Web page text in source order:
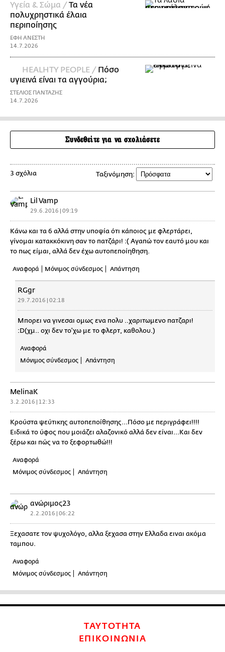
Υγεία & Σώμα /Τα νέα
πολυχρηστικά έλαια
περιποίησης
ΕΦΗ ΑΝΕΣΤΗ
14.7.2026
HEALHTY PEOPLE / Πόσο
υγιεινά είναι τα αγγούρια;
ΣΤΕΛΙΟΣ ΠΑΝΤΑΖΗΣ
14.7.2026
Συνδεθείτε για να σχολιάσετε
3 σχόλια Ταξινόμηση:
Lil Vamp
29.6.2016 | 09:19
Κάνω και τα 6 αλλά στην υποψία ότι κάποιος με φλερτάρει,
γίνομαι κατακκόκινη σαν το πατζάρι! :( Αγαπώ τον εαυτό μου και
το πως είμαι, αλλά δεν έχω αυτοπεποίηθηση.
Αναφορά Μόνιμος σύνδεσμος Απάντηση
RGgr
29.7.2016 | 02:18
Μπορει να γινεσαι ομως ενα πολυ ..χαριτωμενο πατζαρι!
:D(χμ.. οχι δεν το'χω με το φλερτ, καθολου.)
Αναφορά
Μόνιμος σύνδεσμος
Απάντηση
MelinaK
3.2.2016 | 12:33
Κρούστα ψεύτικης αυτοπεποίθησης...Πόσο με περιγράφει!!!!
Ειδικά το ύφος που μοιάζει αλαζονικό αλλά δεν είναι...Και δεν
ξέρω και πώς να το ξεφορτωθώ!!!
Αναφορά
Μόνιμος σύνδεσμος
Απάντηση
ανώριμος23
2.2.2016 | 06:22
Ξεχασατε τον ψυχολόγο, αλλα ξεχασα στην Ελλαδα ειναι ακόμα
ταμπου.
Αναφορά
Μόνιμος σύνδεσμος
Απάντηση
ΤΑΥΤΟΤΗΤΑ
ΕΠΙΚΟΙΝΩΝΙΑ